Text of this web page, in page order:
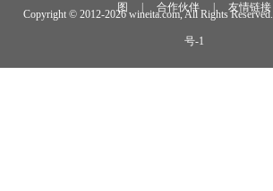
图 合作伙伴 友情链接
Copyright © 2012-2026 wineita.com, All Rights Reserved.
号-1